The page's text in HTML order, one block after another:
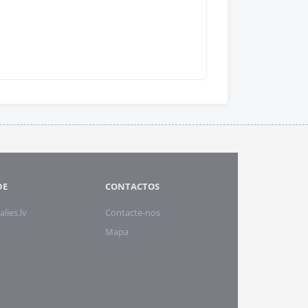
CONTACTOS
Contacte-nos
Mapa